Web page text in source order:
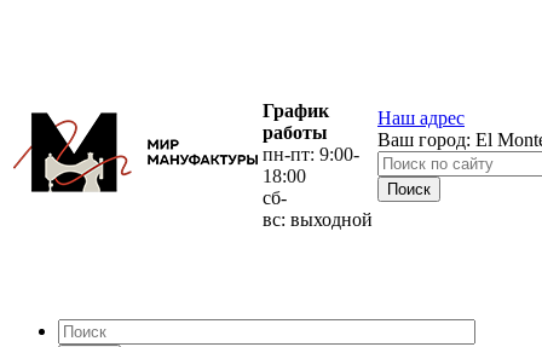
График
работы
пн-пт: 9:00-
18:00
сб-
вс: выходной
Наш адрес
Ваш город: El